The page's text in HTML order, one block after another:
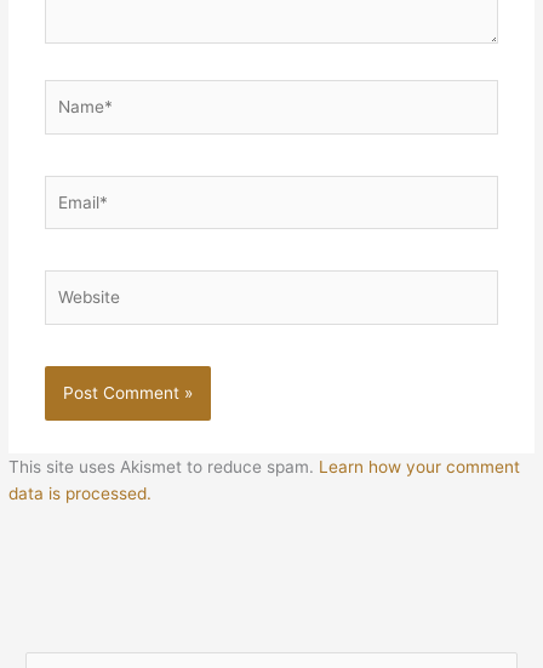
This site uses Akismet to reduce spam. Learn how your comment
data is processed.